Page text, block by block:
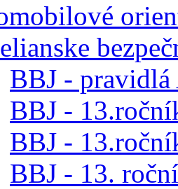
BBJ - pravidlá
BBJ -
BBJ -
BBJ - 13.